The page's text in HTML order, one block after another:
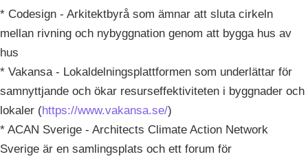
* Codesign - Arkitektbyrå som ämnar att sluta cirkeln
mellan rivning och nybyggnation genom att bygga hus av
hus
* Vakansa - Lokaldelningsplattformen som underlättar för
samnyttjande och ökar resurseffektiviteten i byggnader och
lokaler (https://www.vakansa.se/)
* ACAN Sverige - Architects Climate Action Network
Sverige är en samlingsplats och ett forum för